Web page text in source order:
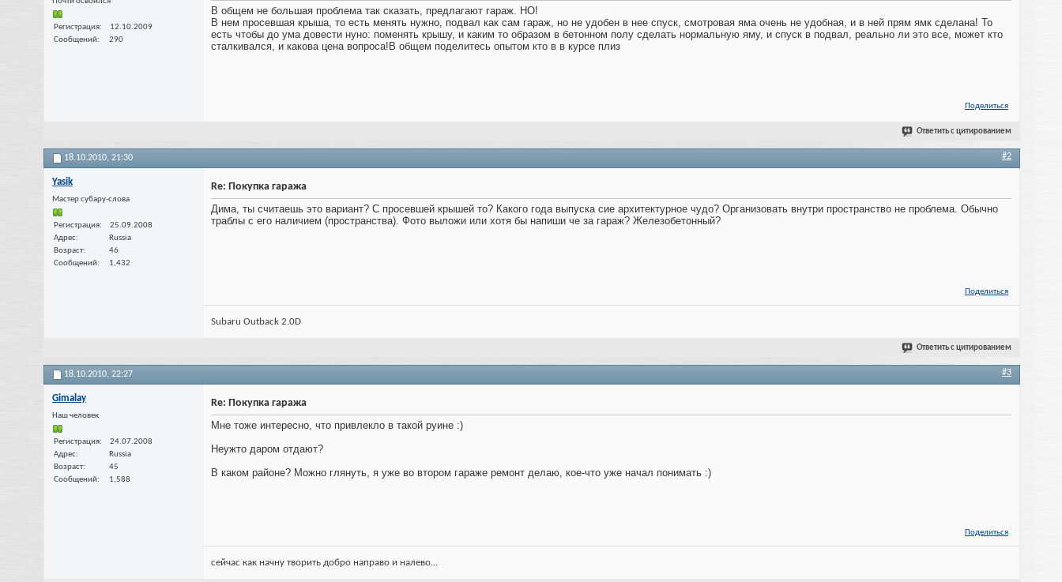
Регистрация
12.10.2009
Сообщений
290
В общем не большая проблема так сказать, предлагают гараж. НО!
В нем просевшая крыша, то есть менять нужно, подвал как сам гараж, но не удобен в нее спуск, смотровая яма очень не удобная, и в ней прям ямк сделана! То
есть чтобы до ума довести нуно: поменять крышу, и каким то образом в бетонном полу сделать нормальную яму, и спуск в подвал, реально ли это все, может кто
сталкивался, и какова цена вопроса!В общем поделитесь опытом кто в в курсе плиз
Поделиться
Ответить с цитированием
18.10.2010, 21:30 #2
Yasik
Мастер субару-слова
Регистрация
25.09.2008
Адрес
Russia
Возраст
46
Сообщений
1,432
Re: Покупка гаража
Дима, ты считаешь это вариант? С просевшей крышей то? Какого года выпуска сие архитектурное чудо? Организовать внутри пространство не проблема. Обычно
траблы с его наличием (пространства). Фото выложи или хотя бы напиши че за гараж? Железобетонный?
Поделиться
Subaru Outback 2.0D
Ответить с цитированием
18.10.2010, 22:27 #3
Gimalay
Наш человек
Регистрация
24.07.2008
Адрес
Russia
Возраст
45
Сообщений
1,588
Re: Покупка гаража
Мне тоже интересно, что привлекло в такой руине :)
Неужто даром отдают?
В каком районе? Можно глянуть, я уже во втором гараже ремонт делаю, кое-что уже начал понимать :)
Поделиться
сейчас как начну творить добро направо и налево...